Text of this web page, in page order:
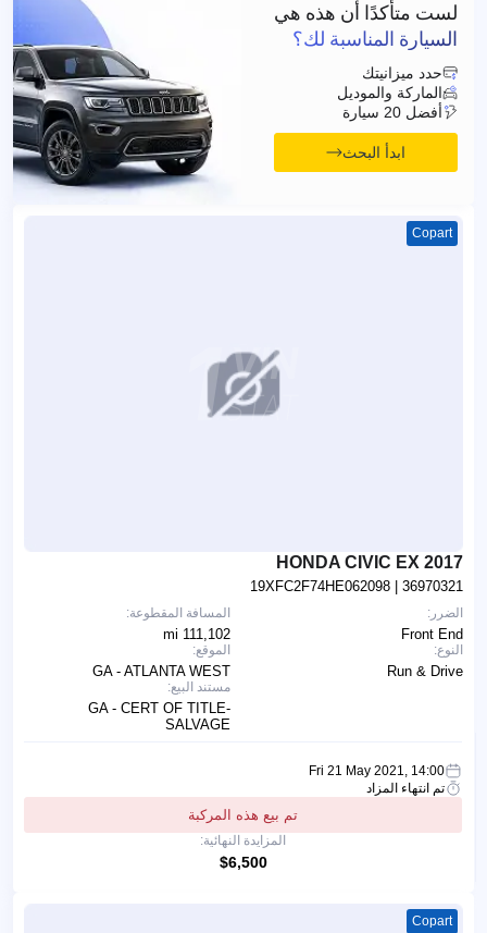
لست متأكدًا أن هذه هي
السيارة المناسبة لك؟
حدد ميزانيتك
الماركة والموديل
أفضل 20 سيارة
ابدأ البحث
Copart
2017 HONDA CIVIC EX
19XFC2F74HE062098 | 36970321
المسافة المقطوعة:
111,102 mi
الموقع:
GA - ATLANTA WEST
مستند البيع:
GA - CERT OF TITLE-
SALVAGE
الضرر:
Front End
النوع:
Run & Drive
Fri 21 May 2021, 14:00
تم انتهاء المزاد
تم بيع هذه المركبة
المزايدة النهائية:
$6,500
Copart